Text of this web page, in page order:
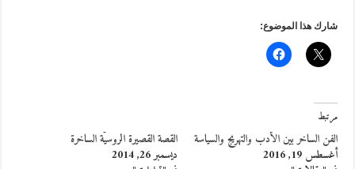
شارك هذا الموضوع:
مرتبط
الفن الساخر بين الأدب والتهريج والسياسة
أغسطس 19, 2016
القصة القصيرة الروسيّة الساخرة
ديسمبر 26, 2014